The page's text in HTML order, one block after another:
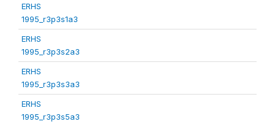
ERHS
1995_r3p3s1a3
ERHS
1995_r3p3s2a3
ERHS
1995_r3p3s3a3
ERHS
1995_r3p3s5a3